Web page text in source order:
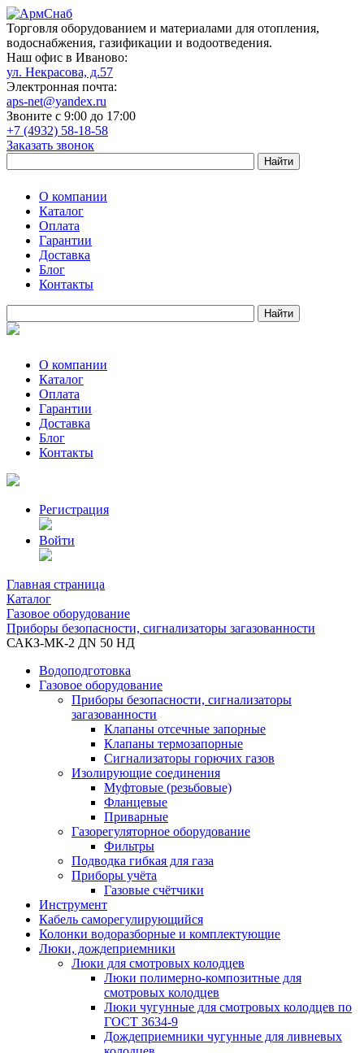
Торговля оборудованием и материалами для отопления,
водоснабжения, газификации и водоотведения.
Наш офис в Иваново:
ул. Некрасова, д.57
Электронная почта:
aps-net@yandex.ru
Звоните с 9:00 до 17:00
+7 (4932) 58-18-58
Заказать звонок
О компании
Каталог
Оплата
Гарантии
Доставка
Блог
Контакты
О компании
Каталог
Оплата
Гарантии
Доставка
Блог
Контакты
Регистрация
Войти
Главная страница
Каталог
Газовое оборудование
Приборы безопасности, сигнализаторы загазованности
САКЗ-МК-2 ДN 50 НД
Водоподготовка
Газовое оборудование
Приборы безопасности, сигнализаторы
загазованности
Клапаны отсечные запорные
Клапаны термозапорные
Сигнализаторы горючих газов
Изолирующие соединения
Муфтовые (резьбовые)
Фланцевые
Приварные
Газорегуляторное оборудование
Фильтры
Подводка гибкая для газа
Приборы учёта
Газовые счётчики
Инструмент
Кабель саморегулирующийся
Колонки водоразборные и комплектующие
Люки, дождеприемники
Люки для смотровых колодцев
Люки полимерно-композитные для
смотровых колодцев
Люки чугунные для смотровых колодцев по
ГОСТ 3634-9
Дождеприемники чугунные для ливневых